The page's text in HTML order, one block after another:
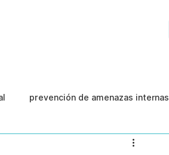
prevención de amenazas internas